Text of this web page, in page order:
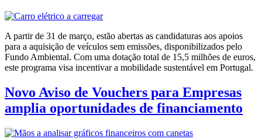
A partir de 31 de março, estão abertas as candidaturas aos apoios
para a aquisição de veículos sem emissões, disponibilizados pelo
Fundo Ambiental. Com uma dotação total de 15,5 milhões de euros,
este programa visa incentivar a mobilidade sustentável em Portugal. ​
Novo Aviso de Vouchers para Empresas
amplia oportunidades de financiamento